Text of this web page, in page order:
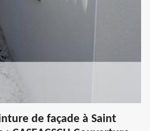
de façade à Saint